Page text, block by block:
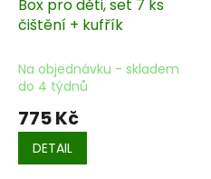
Box pro děti, set 7 ks
čištění + kufřík
Na objednávku - skladem
do 4 týdnů
775 Kč
DETAIL